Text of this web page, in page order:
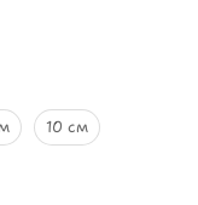
10 см